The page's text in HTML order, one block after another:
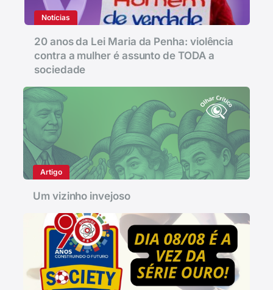
Notícias
20 anos da Lei Maria da Penha: violência
contra a mulher é assunto de TODA a
sociedade
Artigo
Um vizinho invejoso